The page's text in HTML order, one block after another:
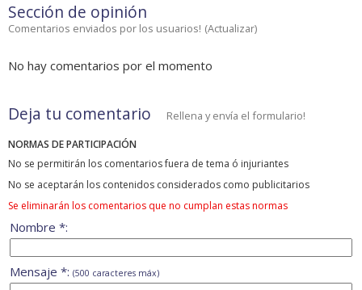
Sección de opinión
Comentarios enviados por los usuarios! (Actualizar)
No hay comentarios por el momento
Deja tu comentario Rellena y envía el formulario!
NORMAS DE PARTICIPACIÓN
No se permitirán los comentarios fuera de tema ó injuriantes
No se aceptarán los contenidos considerados como publicitarios
Se eliminarán los comentarios que no cumplan estas normas
Nombre *:
Mensaje *: (500 caracteres máx)